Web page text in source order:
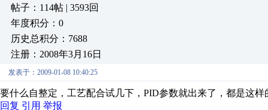
帖子：114帖 | 3593回
年度积分：0
历史总积分：7688
注册：2008年3月16日
发表于：2009-01-08 10:40:25
要什么自整定，工艺配合试几下，PID参数就出来了，都是这样
回复 引用 举报